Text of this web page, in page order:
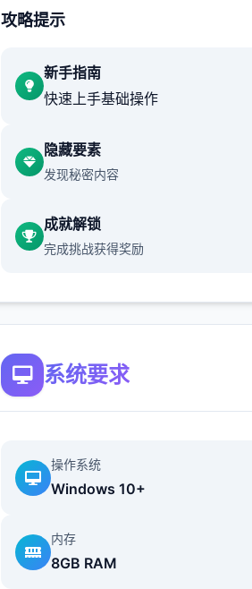
十年前，一场神秘事件导致城市中
的部分居民（特别是年轻群体）突
而，这些异能者中的一些人开始利
用自身能力从事违法行为，特别是
为了应对日益严重的混乱局面，都
市管理当局制定了两项特殊法规：
攻略提示
新手指南
快速上手基础操作
隐藏要素
发现秘密内容
成就解锁
完成挑战获得奖励
系统要求
操作系统
Windows 10+
内存
8GB RAM